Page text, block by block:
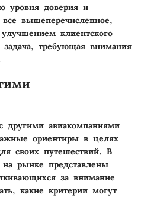
уровня доверия и
вышеперечисленное,
клиентского
требующая внимания
другими авиакомпаниями
ориентиры в целях
своих путешествий. В
рынке представлены
за внимание
какие критерии могут